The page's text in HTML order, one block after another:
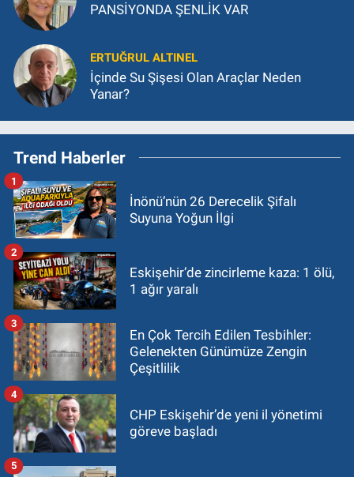
PANSİYONDA ŞENLİK VAR
ERTUĞRUL ALTINEL
İçinde Su Şişesi Olan Araçlar Neden
Yanar?
Trend Haberler
İnönü’nün 26 Derecelik Şifalı
Suyuna Yoğun İlgi
1
Eskişehir’de zincirleme kaza: 1 ölü,
1 ağır yaralı
2
En Çok Tercih Edilen Tesbihler:
Gelenekten Günümüze Zengin
Çeşitlilik
3
CHP Eskişehir’de yeni il yönetimi
göreve başladı
4
5